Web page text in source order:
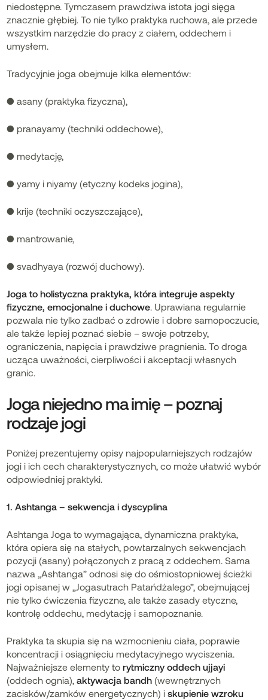
niedostępne. Tymczasem prawdziwa istota jogi sięga
znacznie głębiej. To nie tylko praktyka ruchowa, ale przede
wszystkim narzędzie do pracy z ciałem, oddechem i
umysłem.
Tradycyjnie joga obejmuje kilka elementów:
● asany (praktyka fizyczna),
● pranayamy (techniki oddechowe),
● medytację,
● yamy i niyamy (etyczny kodeks jogina),
● krije (techniki oczyszczające),
● mantrowanie,
● svadhyaya (rozwój duchowy).
Joga to holistyczna praktyka, która integruje aspekty
fizyczne, emocjonalne i duchowe. Uprawiana regularnie
pozwala nie tylko zadbać o zdrowie i dobre samopoczucie,
ale także lepiej poznać siebie – swoje potrzeby,
ograniczenia, napięcia i prawdziwe pragnienia. To droga
ucząca uważności, cierpliwości i akceptacji własnych
granic.
Joga niejedno ma imię – poznaj
rodzaje jogi
Poniżej prezentujemy opisy najpopularniejszych rodzajów
jogi i ich cech charakterystycznych, co może ułatwić wybór
odpowiedniej praktyki.
1. Ashtanga – sekwencja i dyscyplina
Ashtanga Joga to wymagająca, dynamiczna praktyka,
która opiera się na stałych, powtarzalnych sekwencjach
pozycji (asany) połączonych z pracą z oddechem. Sama
nazwa „Ashtanga” odnosi się do ośmiostopniowej ścieżki
jogi opisanej w „Jogasutrach Patańdżalego”, obejmującej
nie tylko ćwiczenia fizyczne, ale także zasady etyczne,
kontrolę oddechu, medytację i samopoznanie.
Praktyka ta skupia się na wzmocnieniu ciała, poprawie
koncentracji i osiągnięciu medytacyjnego wyciszenia.
Najważniejsze elementy torytmiczny oddech ujjayi
(oddech ognia),aktywacja bandh (wewnętrznych
zacisków/zamków energetycznych) iskupienie wzroku